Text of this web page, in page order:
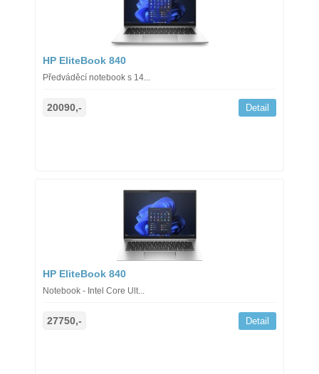
HP EliteBook 840
Předváděcí notebook s 14...
20090,- Detail
HP EliteBook 840
Notebook - Intel Core Ult...
27750,- Detail